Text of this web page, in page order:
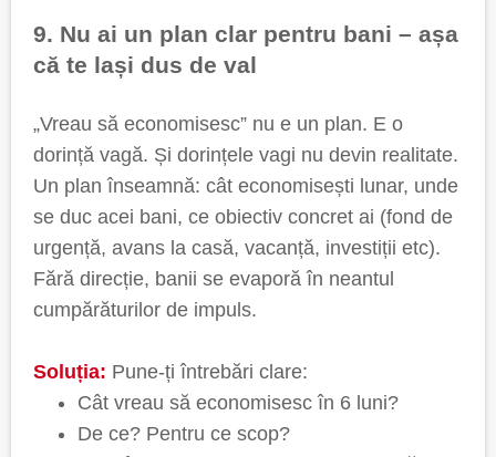
9. Nu ai un plan clar pentru bani – așa
că te lași dus de val
„Vreau să economisesc” nu e un plan. E o
dorință vagă. Și dorințele vagi nu devin realitate.
Un plan înseamnă: cât economisești lunar, unde
se duc acei bani, ce obiectiv concret ai (fond de
urgență, avans la casă, vacanță, investiții etc).
Fără direcție, banii se evaporă în neantul
cumpărăturilor de impuls.
Soluția: Pune-ți întrebări clare:
Cât vreau să economisesc în 6 luni?
De ce? Pentru ce scop?